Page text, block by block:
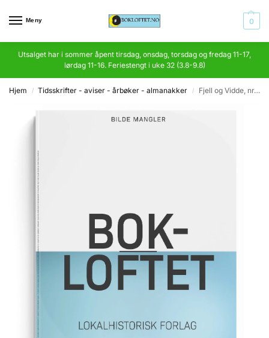
Meny 0
Utsalget har i sommer åpent tirsdag, onsdag, torsdag og fredag 11-17,
lørdag 11-16. Feriestengt i uke 32 (3.8-9.8)
Hjem / Tidsskrifter - aviser - årbøker - almanakker / Fjell og Vidde, nr. 5/81